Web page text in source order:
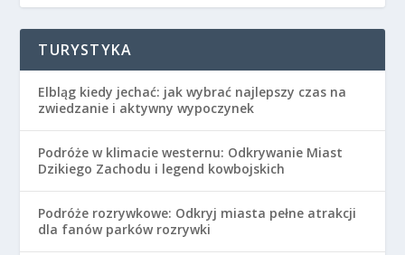
TURYSTYKA
Elbląg kiedy jechać: jak wybrać najlepszy czas na
zwiedzanie i aktywny wypoczynek
Podróże w klimacie westernu: Odkrywanie Miast
Dzikiego Zachodu i legend kowbojskich
Podróże rozrywkowe: Odkryj miasta pełne atrakcji
dla fanów parków rozrywki